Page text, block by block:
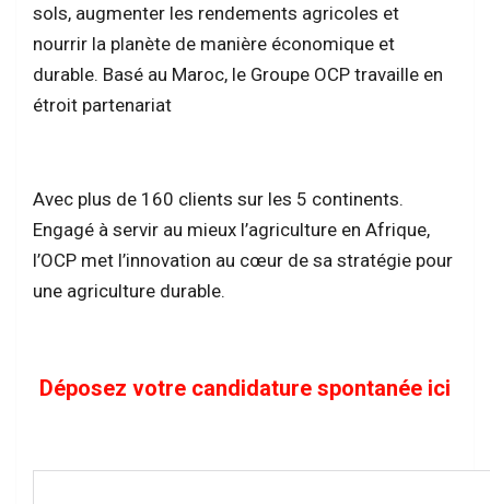
sols, augmenter les rendements agricoles et
nourrir la planète de manière économique et
durable. Basé au Maroc, le Groupe OCP travaille en
étroit partenariat
Avec plus de 160 clients sur les 5 continents.
Engagé à servir au mieux l’agriculture en Afrique,
l’OCP met l’innovation au cœur de sa stratégie pour
une agriculture durable.
Déposez votre candidature spontanée ici